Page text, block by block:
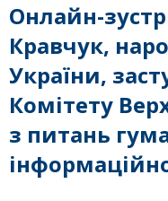
Онлайн-
Кравчук,
України,
Комітету
з питань